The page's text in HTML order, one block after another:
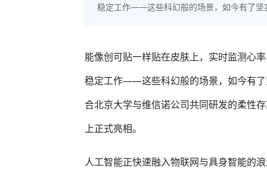
稳定工作——这些科幻般的场景，如今有了坚
能像创可贴一样贴在皮肤上，实时监测心
稳定工作——这些科幻般的场景，如今有
合北京大学与维信诺公司共同研发的柔性
上正式亮相。
人工智能正快速融入物联网与具身智能的